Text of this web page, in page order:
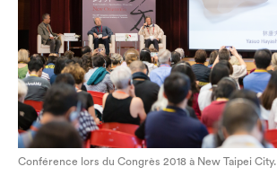
Conférence lors du Congrès 2018 à New Taipei City.